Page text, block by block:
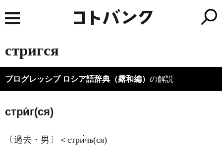
стригся
プログレッシブ ロシア語辞典（露和編） の解説
стри́г(ся)
〔過去・男〕＜стри́чь(ся)